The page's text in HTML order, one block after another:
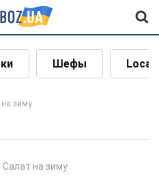
Шефы Local
на зиму
Салат на зиму